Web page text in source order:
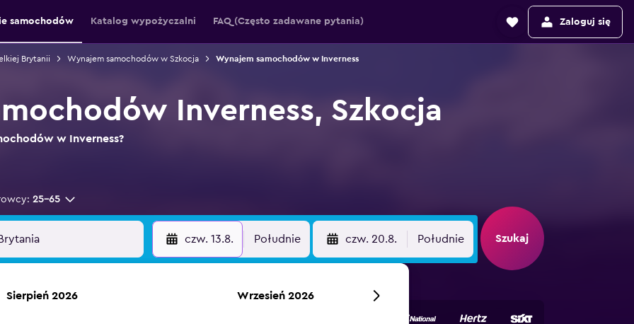
samochodów Katalog wypożyczalni FAQ (Często zadawane pytania) Zaloguj się
Brytanii Wynajem samochodów w Szkocja Wynajem samochodów w Inverness
Inverness, Szkocja
w Inverness?
25-65
czw. 13.8. Południe czw. 20.8. Południe Szukaj
000 miejsc na momondo.
Sierpień 2026 Wrzesień 2026